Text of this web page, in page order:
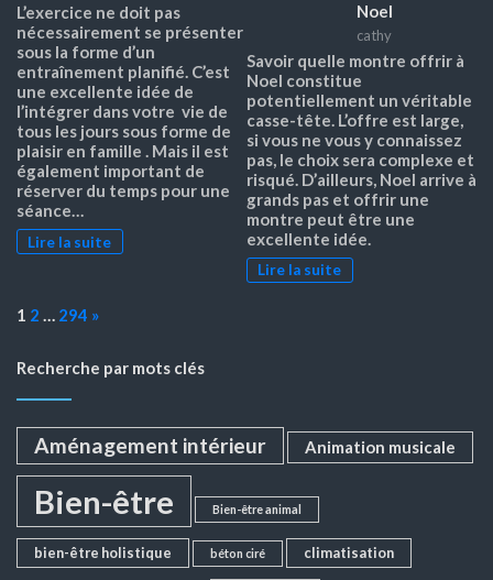
L’exercice ne doit pas
nécessairement se présenter
sous la forme d’un
entraînement planifié. C’est
une excellente idée de
l’intégrer dans votre vie de
tous les jours sous forme de
plaisir en famille . Mais il est
également important de
réserver du temps pour une
séance…
Lire la suite
Noel
cathy
Savoir quelle montre offrir à
Noel constitue
potentiellement un véritable
casse-tête. L’offre est large,
si vous ne vous y connaissez
pas, le choix sera complexe et
risqué. D’ailleurs, Noel arrive à
grands pas et offrir une
montre peut être une
excellente idée.
Lire la suite
Page:
1 2 … 294 Next
»
Recherche par mots clés
Aménagement intérieur Animation musicale
Bien-être Bien-être animal
bien-être holistique béton ciré climatisation